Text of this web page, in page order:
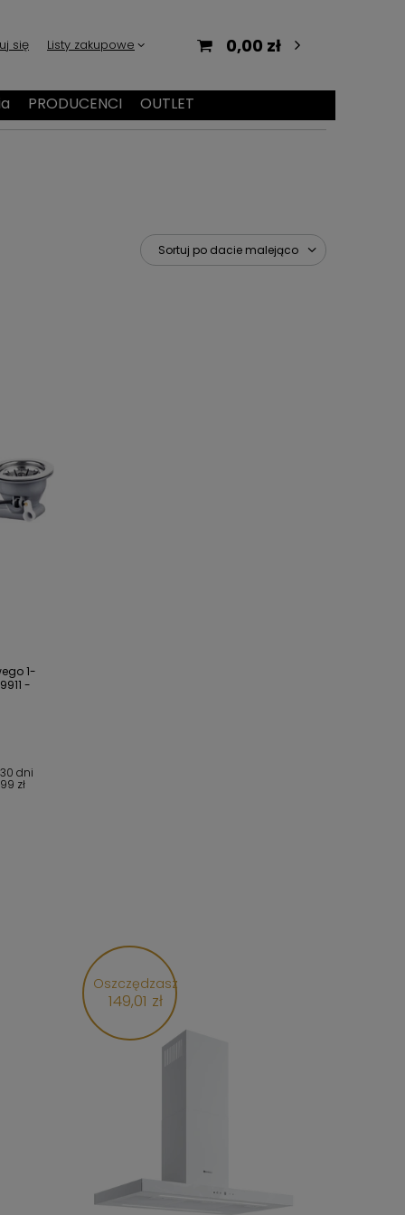
się Listy zakupowe 0,00 zł
PRODUCENCI OUTLET
Sortuj po dacie malejąco
1-
-
dni
zł
Oszczędzasz
149,01 zł